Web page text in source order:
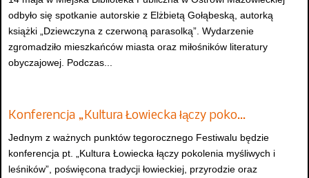
odbyło się spotkanie autorskie z Elżbietą Gołąbeską, autorką
książki „Dziewczyna z czerwoną parasolką”. Wydarzenie
zgromadziło mieszkańców miasta oraz miłośników literatury
obyczajowej. Podczas...
Konferencja „Kultura Łowiecka łączy poko…
Jednym z ważnych punktów tegorocznego Festiwalu będzie
konferencja pt. „Kultura Łowiecka łączy pokolenia myśliwych i
leśników”, poświęcona tradycji łowieckiej, przyrodzie oraz